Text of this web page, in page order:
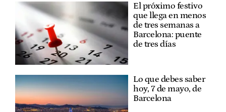
El próximo festivo
que llega en menos
de tres semanas a
Barcelona: puente
de tres días
Lo que debes saber
hoy, 7 de mayo, de
Barcelona